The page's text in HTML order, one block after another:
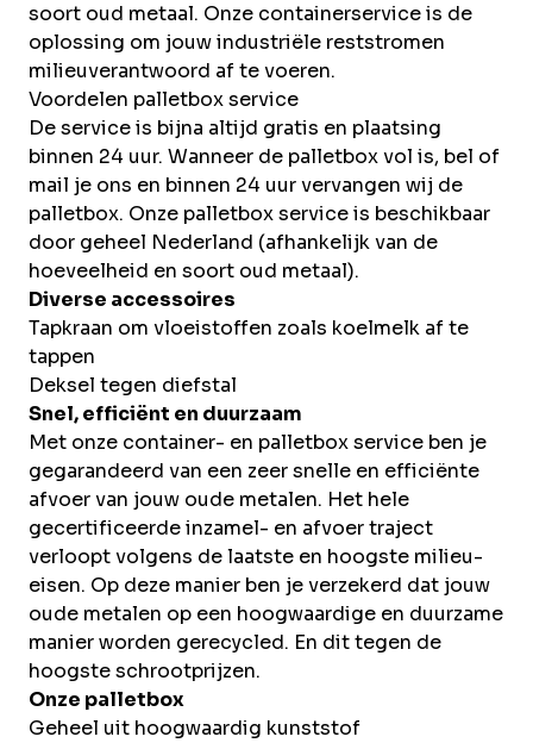
soort oud metaal. Onze containerservice is de
oplossing om jouw industriële reststromen
milieuverantwoord af te voeren.
Voordelen palletbox service
De service is bijna altijd gratis en plaatsing
binnen 24 uur. Wanneer de palletbox vol is, bel of
mail je ons en binnen 24 uur vervangen wij de
palletbox. Onze palletbox service is beschikbaar
door geheel Nederland (afhankelijk van de
hoeveelheid en soort oud metaal).
Diverse accessoires
Tapkraan om vloeistoffen zoals koelmelk af te
tappen
Deksel tegen diefstal
Snel, efficiënt en duurzaam
Met onze container- en palletbox service ben je
gegarandeerd van een zeer snelle en efficiënte
afvoer van jouw oude metalen. Het hele
gecertificeerde inzamel- en afvoer traject
verloopt volgens de laatste en hoogste milieu-
eisen. Op deze manier ben je verzekerd dat jouw
oude metalen op een hoogwaardige en duurzame
manier worden gerecycled. En dit tegen de
hoogste schrootprijzen.
Onze palletbox
Geheel uit hoogwaardig kunststof